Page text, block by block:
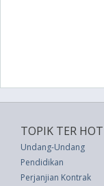
TOPIK TER HOT
Undang-Undang
Pendidikan
Perjanjian Kontrak